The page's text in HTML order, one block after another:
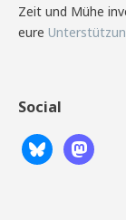
Zeit und Mühe
eure
Social